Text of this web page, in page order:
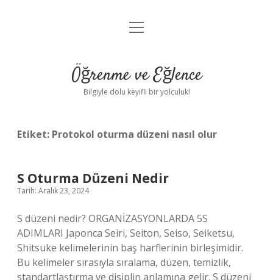
Anasayfa
Yasal Uyarı
menüyü
Öğrenme ve Eğlence
Bilgiyle dolu keyifli bir yolculuk!
Etiket: Protokol oturma düzeni nasıl olur
S Oturma Düzeni Nedir
Tarih: Aralık 23, 2024
S düzeni nedir? ORGANİZASYONLARDA 5S
ADIMLARI Japonca Seiri, Seiton, Seiso, Seiketsu,
Shitsuke kelimelerinin baş harflerinin birleşimidir.
Bu kelimeler sırasıyla sıralama, düzen, temizlik,
standartlaştırma ve disiplin anlamına gelir. S düzeni